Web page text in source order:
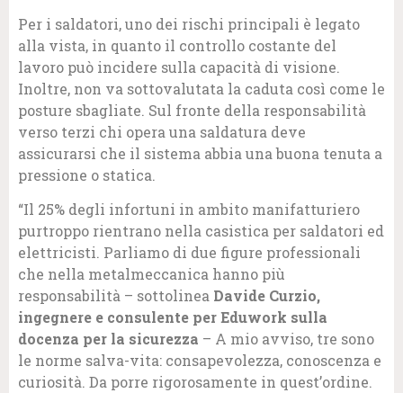
Per i saldatori, uno dei rischi principali è legato
alla vista, in quanto il controllo costante del
lavoro può incidere sulla capacità di visione.
Inoltre, non va sottovalutata la caduta così come le
posture sbagliate. Sul fronte della responsabilità
verso terzi chi opera una saldatura deve
assicurarsi che il sistema abbia una buona tenuta a
pressione o statica.
“Il 25% degli infortuni in ambito manifatturiero
purtroppo rientrano nella casistica per saldatori ed
elettricisti. Parliamo di due figure professionali
che nella metalmeccanica hanno più
responsabilità – sottolinea Davide Curzio,
ingegnere e consulente per Eduwork sulla
docenza per la sicurezza – A mio avviso, tre sono
le norme salva-vita: consapevolezza, conoscenza e
curiosità. Da porre rigorosamente in quest’ordine.